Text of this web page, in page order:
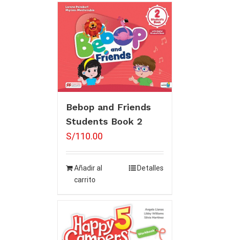
Bebop and Friends
Students Book 2
S/110.00
Añadir al
carrito
Detalles